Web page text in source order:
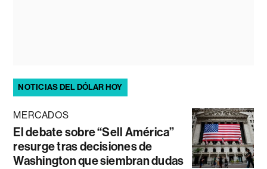
NOTICIAS DEL DÓLAR HOY
MERCADOS
El debate sobre “Sell América”
resurge tras decisiones de
Washington que siembran dudas